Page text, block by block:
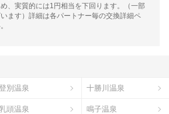
、実質的には1円相当を下回ります。（一部
ます）詳細は各パートナー毎の交換詳細ペ
別温泉 十勝川温泉
頭温泉 鳴子温泉